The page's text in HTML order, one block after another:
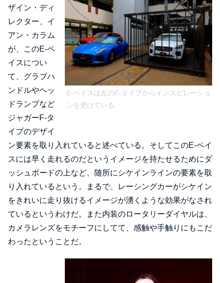
E-ペイスは左のF-タイプからインスピレーショ
ンを受けている
ザイン・ディ
レクター、イ
アン・カラム
が、このE-ペ
イスについ
て、グラブハ
ンドルやヘッ
ドランプなど
ジャガーF-タ
イプのデザイ
ン要素を取り入れていると述べている。そしてこのE-ペイ
スには早く走れるのだというイメージを持たせるためにダ
ッシュボードの上など、随所にシケインラインの要素を取
り入れているという。まるで、レーシングカーがシケイン
をきれいに走り抜けるイメージが湧くような効果がなされ
ているというわけだ。また内装のロータリーダイヤルは、
カメラレンズをモチーフにしてて、感触や手触りにもこだ
わったということだ。